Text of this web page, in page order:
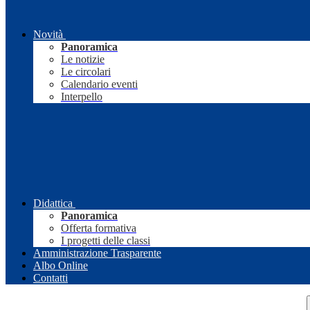
Novità
Panoramica
Le notizie
Le circolari
Calendario eventi
Interpello
Didattica
Panoramica
Offerta formativa
I progetti delle classi
Amministrazione Trasparente
Albo Online
Contatti